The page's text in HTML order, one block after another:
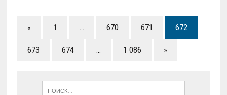
« 1 … 670 671 672
673 674 … 1 086 »